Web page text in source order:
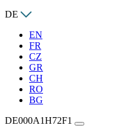
DE
EN
FR
CZ
GR
CH
RO
BG
DE000A1H72F1